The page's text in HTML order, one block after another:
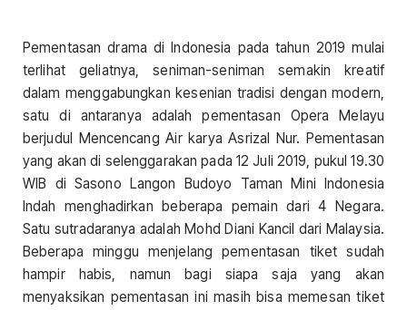
Pementasan drama di Indonesia pada tahun 2019 mulai
terlihat geliatnya, seniman-seniman semakin kreatif
dalam menggabungkan kesenian tradisi dengan modern,
satu di antaranya adalah pementasan Opera Melayu
berjudul Mencencang Air karya Asrizal Nur. Pementasan
yang akan di selenggarakan pada 12 Juli 2019, pukul 19.30
WIB di Sasono Langon Budoyo Taman Mini Indonesia
Indah menghadirkan beberapa pemain dari 4 Negara.
Satu sutradaranya adalah Mohd Diani Kancil dari Malaysia.
Beberapa minggu menjelang pementasan tiket sudah
hampir habis, namun bagi siapa saja yang akan
menyaksikan pementasan ini masih bisa memesan tiket